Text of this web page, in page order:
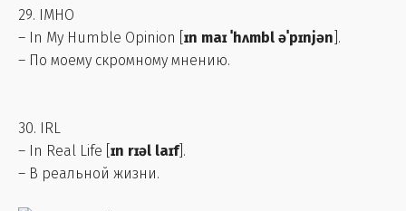
29. IMHO
– In My Humble Opinion [ ɪn maɪ ˈhʌmbl əˈpɪnjən ].
– По моему скромному мнению.
30. IRL
– In Real Life [ ɪn rɪəl laɪf].
– В реальной жизни.